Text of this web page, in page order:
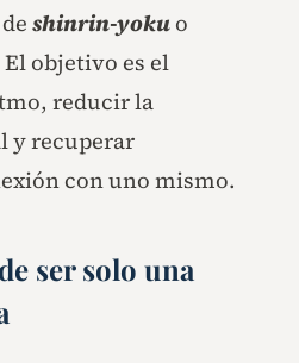
shinrin-yoku o
El objetivo es el
reducir la
y recuperar
con uno mismo.
ser solo una